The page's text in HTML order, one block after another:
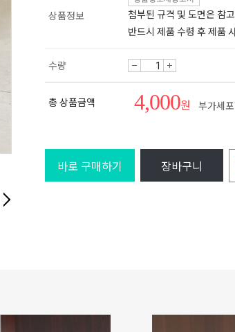
상품정보
첨부된 규격 및 도면은 참
반드시 제품 수령 후 제품
수량
총 상품금액 4,000원 부가세
바로 구매하기 장바구니